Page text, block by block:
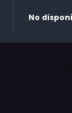
Naya,
No